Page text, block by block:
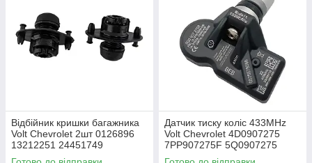
Відбійник кришки багажника
Volt Chevrolet 2шт 0126896
13212251 24451749
Датчик тиску коліс 433MHz
Volt Chevrolet 4D0907275
7PP907275F 5Q0907275
36106877937 407001628R